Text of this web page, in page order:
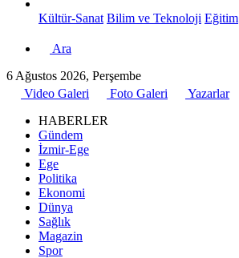
Kültür-Sanat Bilim ve Teknoloji Eğitim
Ara
6 Ağustos 2026, Perşembe
Video Galeri
Foto Galeri Yazarlar
HABERLER
Gündem
İzmir-Ege
Ege
Politika
Ekonomi
Dünya
Sağlık
Magazin
Spor